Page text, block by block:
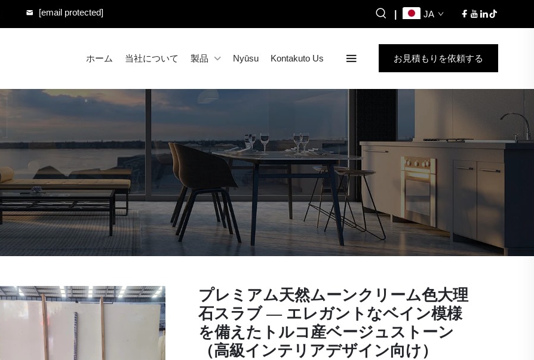
[email protected] JA
ホーム 当社について 製品 Nyūsu Kontakuto Us お見積もりを依頼する
プレミアム天然ムーンクリーム色大理
石スラブ ― エレガントなベイン模様
を備えたトルコ産ベージュストーン
（高級インテリアデザイン向け）